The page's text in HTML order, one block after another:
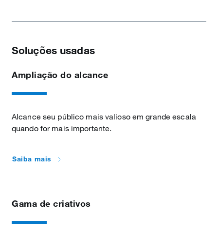
Soluções usadas
Ampliação do alcance
Alcance seu público mais valioso em grande escala
quando for mais importante.
Saiba mais
Gama de criativos